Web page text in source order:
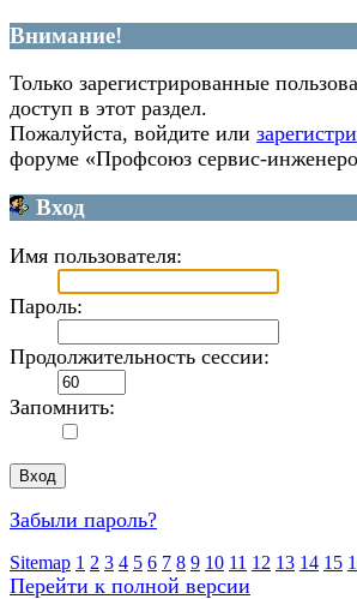
Внимание!
Только зарегистрированные
доступ в этот раздел.
Пожалуйста, войдите или
форуме «Профсоюз сервис-
Вход
Имя пользователя:
Пароль:
Продолжительность сессии:
Запомнить:
Забыли пароль?
Sitemap 1 2 3 4 5 6 7 8 9 10 11 12 13 14 15
Перейти к полной версии